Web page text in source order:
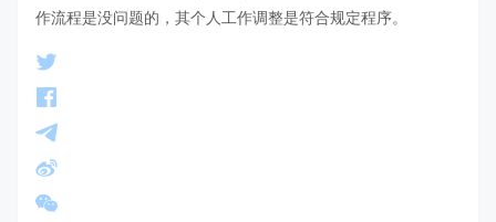
作流程是没问题的，其个人工作调整是符合规定程序。